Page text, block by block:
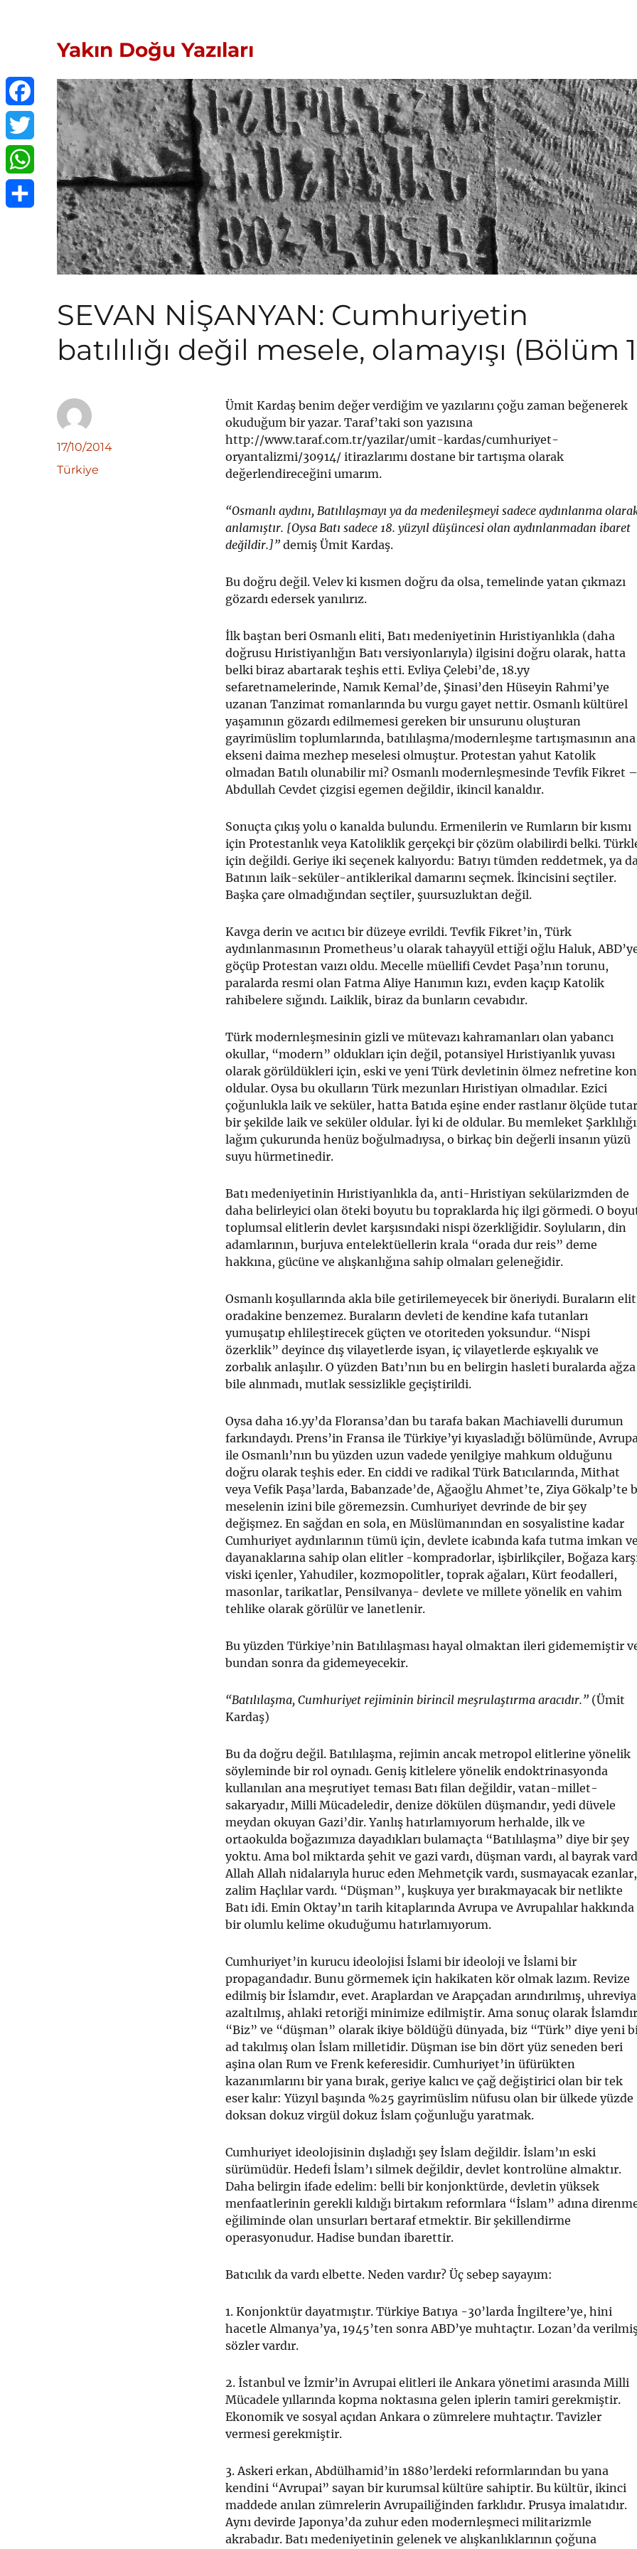
Yakın Doğu Yazıları
SEVAN NİŞANYAN: Cumhuriyetin
batılılığı değil mesele, olamayışı (Bölüm
Ümit Kardaş benim değer verdiğim ve yazılarını çoğu zaman beğenerek
okuduğum bir yazar. Taraf’taki son yazısına
http://www.taraf.com.tr/yazilar/umit-kardas/cumhuriyet-
oryantalizmi/30914/ itirazlarımı dostane bir tartışma olarak
değerlendireceğini umarım.
“Osmanlı aydını, Batılılaşmayı ya da medenileşmeyi sadece aydınlanma
anlamıştır. [Oysa Batı sadece 18. yüzyıl düşüncesi olan aydınlanmadan ibaret
değildir.]”demiş Ümit Kardaş.
Bu doğru değil. Velev ki kısmen doğru da olsa, temelinde yatan çıkmazı
gözardı edersek yanılırız.
İlk baştan beri Osmanlı eliti, Batı medeniyetinin Hıristiyanlıkla (daha
doğrusu Hıristiyanlığın Batı versiyonlarıyla) ilgisini doğru olarak, hatta
belki biraz abartarak teşhis etti. Evliya Çelebi’de, 18.yy
sefaretnamelerinde, Namık Kemal’de, Şinasi’den Hüseyin Rahmi’ye
uzanan Tanzimat romanlarında bu vurgu gayet nettir. Osmanlı kültürel
yaşamının gözardı edilmemesi gereken bir unsurunu oluşturan
gayrimüslim toplumlarında, batılılaşma/modernleşme tartışmasının ana
ekseni daima mezhep meselesi olmuştur. Protestan yahut Katolik
olmadan Batılı olunabilir mi? Osmanlı modernleşmesinde Tevfik Fikret –
Abdullah Cevdet çizgisi egemen değildir, ikincil kanaldır.
Sonuçta çıkış yolu o kanalda bulundu. Ermenilerin ve Rumların bir kısmı
için Protestanlık veya Katoliklik gerçekçi bir çözüm olabilirdi belki.
için değildi. Geriye iki seçenek kalıyordu: Batıyı tümden reddetmek, ya
Batının laik-seküler-antiklerikal damarını seçmek. İkincisini seçtiler.
Başka çare olmadığından seçtiler, şuursuzluktan değil.
Kavga derin ve acıtıcı bir düzeye evrildi. Tevfik Fikret’in, Türk
aydınlanmasının Prometheus’u olarak tahayyül ettiği oğlu Haluk,
göçüp Protestan vaızı oldu. Mecelle müellifi Cevdet Paşa’nın torunu,
paralarda resmi olan Fatma Aliye Hanımın kızı, evden kaçıp Katolik
rahibelere sığındı. Laiklik, biraz da bunların cevabıdır.
Türk modernleşmesinin gizli ve mütevazı kahramanları olan yabancı
okullar, “modern” oldukları için değil, potansiyel Hıristiyanlık yuvası
olarak görüldükleri için, eski ve yeni Türk devletinin ölmez nefretine
oldular. Oysa bu okulların Türk mezunları Hıristiyan olmadılar. Ezici
çoğunlukla laik ve seküler, hatta Batıda eşine ender rastlanır ölçüde
bir şekilde laik ve seküler oldular. İyi ki de oldular. Bu memleket
lağım çukurunda henüz boğulmadıysa, o birkaç bin değerli insanın yüzü
suyu hürmetinedir.
Batı medeniyetinin Hıristiyanlıkla da, anti-Hıristiyan sekülarizmden de
daha belirleyici olan öteki boyutu bu topraklarda hiç ilgi görmedi. O
toplumsal elitlerin devlet karşısındaki nispi özerkliğidir. Soyluların, din
adamlarının, burjuva entelektüellerin krala “orada dur reis” deme
hakkına, gücüne ve alışkanlığına sahip olmaları geleneğidir.
Osmanlı koşullarında akla bile getirilemeyecek bir öneriydi. Buraların
oradakine benzemez. Buraların devleti de kendine kafa tutanları
yumuşatıp ehlileştirecek güçten ve otoriteden yoksundur. “Nispi
özerklik” deyince dış vilayetlerde isyan, iç vilayetlerde eşkıyalık ve
zorbalık anlaşılır. O yüzden Batı’nın bu en belirgin hasleti buralarda ağza
bile alınmadı, mutlak sessizlikle geçiştirildi.
Oysa daha 16.yy’da Floransa’dan bu tarafa bakan Machiavelli durumun
farkındaydı. Prens’in Fransa ile Türkiye’yi kıyasladığı bölümünde,
ile Osmanlı’nın bu yüzden uzun vadede yenilgiye mahkum olduğunu
doğru olarak teşhis eder. En ciddi ve radikal Türk Batıcılarında, Mithat
veya Vefik Paşa’larda, Babanzade’de, Ağaoğlu Ahmet’te, Ziya Gökalp’te
meselenin izini bile göremezsin. Cumhuriyet devrinde de bir şey
değişmez. En sağdan en sola, en Müslümanından en sosyalistine kadar
Cumhuriyet aydınlarının tümü için, devlete icabında kafa tutma imkan
dayanaklarına sahip olan elitler -kompradorlar, işbirlikçiler, Boğaza
viski içenler, Yahudiler, kozmopolitler, toprak ağaları, Kürt feodalleri,
masonlar, tarikatlar, Pensilvanya- devlete ve millete yönelik en vahim
tehlike olarak görülür ve lanetlenir.
Bu yüzden Türkiye’nin Batılılaşması hayal olmaktan ileri gidememiştir
bundan sonra da gidemeyecekir.
“Batılılaşma, Cumhuriyet rejiminin birincil meşrulaştırma aracıdır.”(Ümit
Kardaş)
Bu da doğru değil. Batılılaşma, rejimin ancak metropol elitlerine yönelik
söyleminde bir rol oynadı. Geniş kitlelere yönelik endoktrinasyonda
kullanılan ana meşrutiyet teması Batı filan değildir, vatan-millet-
sakaryadır, Milli Mücadeledir, denize dökülen düşmandır, yedi düvele
meydan okuyan Gazi’dir. Yanlış hatırlamıyorum herhalde, ilk ve
ortaokulda boğazımıza dayadıkları bulamaçta “Batılılaşma” diye bir şey
yoktu. Ama bol miktarda şehit ve gazi vardı, düşman vardı, al bayrak
Allah Allah nidalarıyla huruc eden Mehmetçik vardı, susmayacak ezanlar,
zalim Haçlılar vardı. “Düşman”, kuşkuya yer bırakmayacak bir netlikte
Batı idi. Emin Oktay’ın tarih kitaplarında Avrupa ve Avrupalılar hakkında
bir olumlu kelime okuduğumu hatırlamıyorum.
Cumhuriyet’in kurucu ideolojisi İslami bir ideoloji ve İslami bir
propagandadır. Bunu görmemek için hakikaten kör olmak lazım. Revize
edilmiş bir İslamdır, evet. Araplardan ve Arapçadan arındırılmış,
azaltılmış, ahlaki retoriği minimize edilmiştir. Ama sonuç olarak
“Biz” ve “düşman” olarak ikiye böldüğü dünyada, biz “Türk” diye yeni
ad takılmış olan İslam milletidir. Düşman ise bin dört yüz seneden beri
aşina olan Rum ve Frenk keferesidir. Cumhuriyet’in üfürükten
kazanımlarını bir yana bırak, geriye kalıcı ve çağ değiştirici olan bir tek
eser kalır: Yüzyıl başında %25 gayrimüslim nüfusu olan bir ülkede yüzde
doksan dokuz virgül dokuz İslam çoğunluğu yaratmak.
Cumhuriyet ideolojisinin dışladığı şey İslam değildir. İslam’ın eski
sürümüdür. Hedefi İslam’ı silmek değildir, devlet kontrolüne almaktır.
Daha belirgin ifade edelim: belli bir konjonktürde, devletin yüksek
menfaatlerinin gerekli kıldığı birtakım reformlara “İslam” adına
eğiliminde olan unsurları bertaraf etmektir. Bir şekillendirme
operasyonudur. Hadise bundan ibarettir.
Batıcılık da vardı elbette. Neden vardır? Üç sebep sayayım:
1. Konjonktür dayatmıştır. Türkiye Batıya -30’larda İngiltere’ye, hini
hacetle Almanya’ya, 1945’ten sonra ABD’ye muhtaçtır. Lozan’da
sözler vardır.
2. İstanbul ve İzmir’in Avrupai elitleri ile Ankara yönetimi arasında Milli
Mücadele yıllarında kopma noktasına gelen iplerin tamiri gerekmiştir.
Ekonomik ve sosyal açıdan Ankara o zümrelere muhtaçtır. Tavizler
vermesi gerekmiştir.
3. Askeri erkan, Abdülhamid’in 1880’lerdeki reformlarından bu yana
kendini “Avrupai” sayan bir kurumsal kültüre sahiptir. Bu kültür, ikinci
maddede anılan zümrelerin Avrupailiğinden farklıdır. Prusya imalatıdır.
Aynı devirde Japonya’da zuhur eden modernleşmeci militarizmle
akrabadır. Batı medeniyetinin gelenek ve alışkanlıklarının çoğuna
Yazar
Yayın
17/10/2014
Kategoriler
Türkiye
Facebook
Twitter
WhatsApp